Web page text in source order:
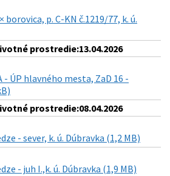
borovica, p. C-KN č.1219/77, k. ú.
prostredie:13.04.2026
ÚP hlavného mesta, ZaD 16 -
prostredie:08.04.2026
- sever, k. ú. Dúbravka (1,2 MB)
- juh I.,k. ú. Dúbravka (1,9 MB)